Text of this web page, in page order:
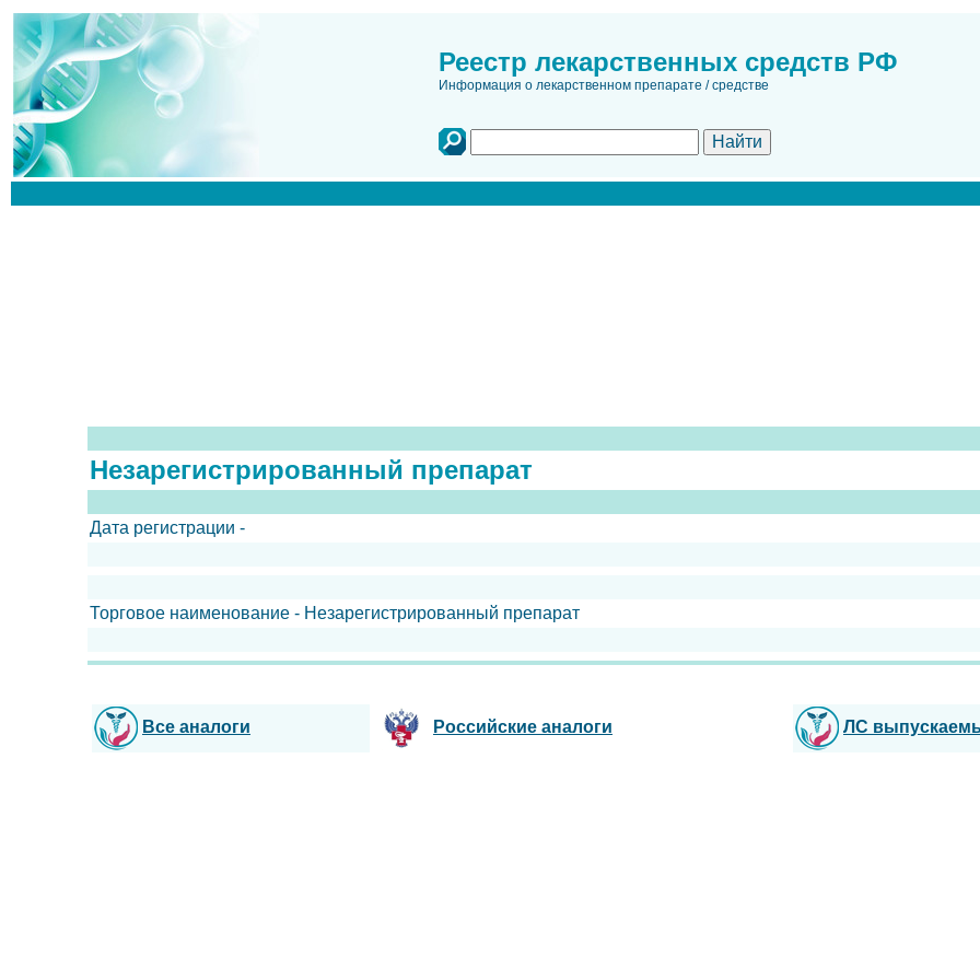
Реестр лекарственных средств РФ
Информация о лекарственном препарате / средстве
Незарегистрированный препарат
Дата регистрации -
Торговое наименование - Незарегистрированный препарат
Все аналоги Российские аналоги ЛС